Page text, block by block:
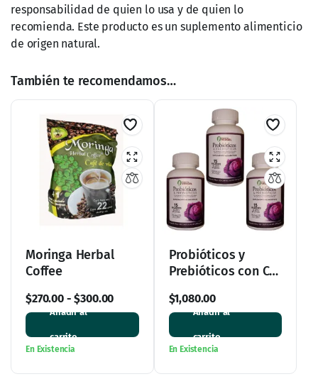
responsabilidad de quien lo usa y de quien lo
recomienda. Este producto es un suplemento alimenticio
de origen natural.
También te recomendamos…
Moringa Herbal
Coffee
$270.00-$300.00
Añadir al
carrito
En Existencia
Probióticos y
Prebióticos con Col
de 3
$1,080.00
Añadir al
carrito
En Existencia